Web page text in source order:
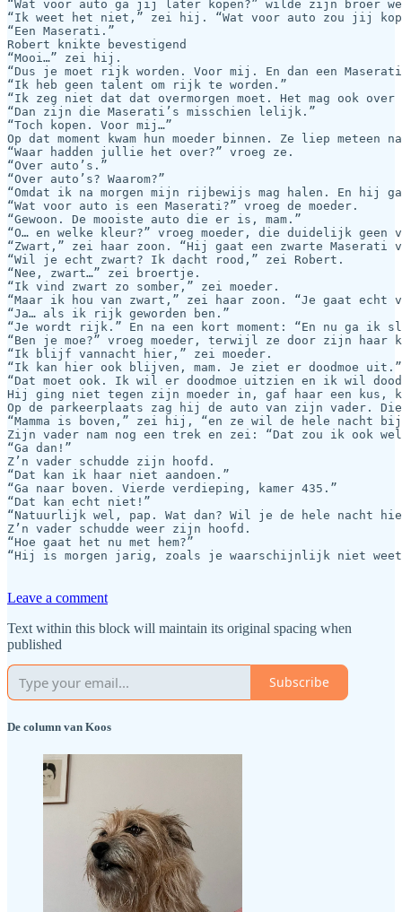
“Wat voor auto ga jij later kopen?” wilde zijn broer
“Ik weet het niet,” zei hij. “Wat voor auto zou jij
“Een Maserati.”
Robert knikte bevestigend
“Mooi…” zei hij.
“Dus je moet rijk worden. Voor mij. En dan een
“Ik heb geen talent om rijk te worden.”
“Ik zeg niet dat dat overmorgen moet. Het mag ook
“Dan zijn die Maserati’s misschien lelijk.”
“Toch kopen. Voor mij…”
Op dat moment kwam hun moeder binnen. Ze liep
“Waar hadden jullie het over?” vroeg ze.
“Over auto’s.”
“Over auto’s? Waarom?”
“Omdat ik na morgen mijn rijbewijs mag halen. En hij
“Wat voor auto is een Maserati?” vroeg de moeder.
“Gewoon. De mooiste auto die er is, mam.”
“O… en welke kleur?” vroeg moeder, die duidelijk geen
“Zwart,” zei haar zoon. “Hij gaat een zwarte Maserati
“Wil je echt zwart? Ik dacht rood,” zei Robert.
“Nee, zwart…” zei broertje.
“Ik vind zwart zo somber,” zei moeder.
“Maar ik hou van zwart,” zei haar zoon. “Je gaat echt
“Ja… als ik rijk geworden ben.”
“Je wordt rijk.” En na een kort moment: “En nu ga ik
“Ben je moe?” vroeg moeder, terwijl ze door zijn haar
“Ik blijf vannacht hier,” zei moeder.
“Ik kan hier ook blijven, mam. Je ziet er doodmoe uit.”
“Dat moet ook. Ik wil er doodmoe uitzien en ik wil
Hij ging niet tegen zijn moeder in, gaf haar een kus,
Op de parkeerplaats zag hij de auto van zijn vader.
“Mamma is boven,” zei hij, “en ze wil de hele nacht
Zijn vader nam nog een trek en zei: “Dat zou ik ook
“Ga dan!”
Z’n vader schudde zijn hoofd.
“Dat kan ik haar niet aandoen.”
“Ga naar boven. Vierde verdieping, kamer 435.”
“Dat kan echt niet!”
“Natuurlijk wel, pap. Wat dan? Wil je de hele nacht
Z’n vader schudde weer zijn hoofd.
“Hoe gaat het nu met hem?”
“Hij is morgen jarig, zoals je waarschijnlijk niet
Leave a comment
Text within this block will maintain its original spacing when
published
Subscribe
De column van Koos